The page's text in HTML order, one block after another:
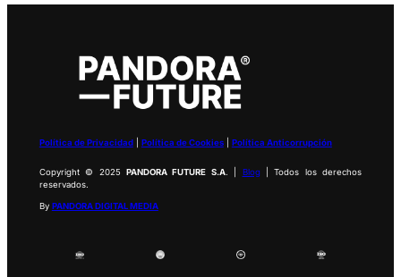
Política de Privacidad| Política de Cookies| Política Anticorrupción
Copyright © 2025 PANDORA FUTURE S.A. | Blog| Todos los derechos
reservados.
By PANDORA DIGITAL MEDIA